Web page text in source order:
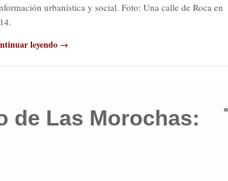
urbanística y social. Foto: Una calle de Roca en
leyendo →
de Las Morochas: